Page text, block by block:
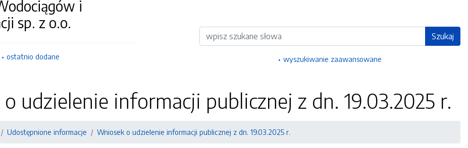
i
sp. z o.o.
ostatnio dodane
Wyszukiwarka Szukaj
wyszukiwanie zaawansowane
udzielenie informacji publicznej z dn. 19.03.2025 r.
Udostępnione informacje Wniosek o udzielenie informacji publicznej z dn. 19.03.2025 r.